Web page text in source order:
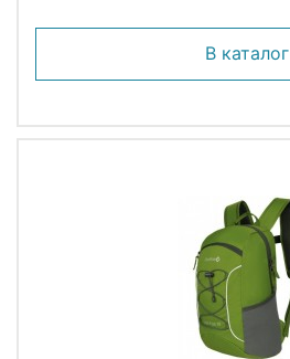
В каталог